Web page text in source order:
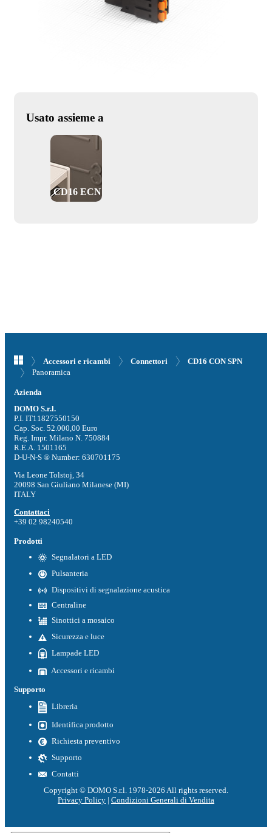
Usato assieme a
CD16 ECN
Accessori e ricambi Connettori
CD16 CON SPN
Panoramica
Azienda
DOMO S.r.l.
P.I. IT11827550150
Cap. Soc. 52.000,00 Euro
Reg. Impr. Milano N. 750884
R.E.A. 1501165
D-U-N-S ® Number: 630701175
Via Leone Tolstoj, 34
20098 San Giuliano Milanese (MI)
ITALY
Contattaci
+39 02 98240540
Prodotti
Segnalatori a LED
Pulsanteria
Dispositivi di segnalazione acustica
Centraline
Sinottici a mosaico
Sicurezza e luce
Lampade LED
Accessori e ricambi
Supporto
Libreria
Identifica prodotto
Richiesta preventivo
Supporto
Contatti
Copyright © DOMO S.r.l. 1978-2026 All rights reserved.
Privacy Policy | Condizioni Generali di Vendita